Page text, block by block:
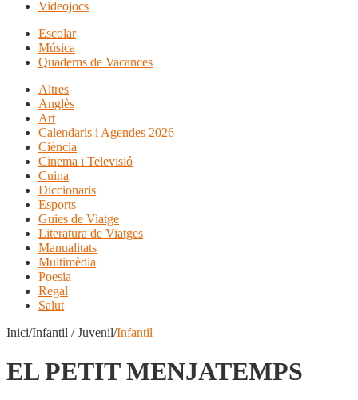
Videojocs
Escolar
Música
Quaderns de Vacances
Altres
Anglès
Art
Calendaris i Agendes 2026
Ciència
Cinema i Televisió
Cuina
Diccionaris
Esports
Guies de Viatge
Literatura de Viatges
Manualitats
Multimèdia
Poesia
Regal
Salut
Inici/Infantil / Juvenil/Infantil
EL PETIT MENJATEMPS